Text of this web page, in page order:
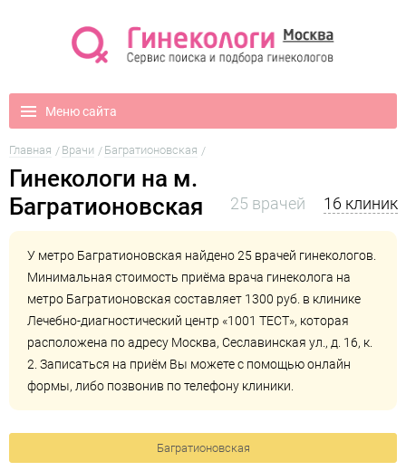
Меню сайта
Главная Врачи Багратионовская
Гинекологи на м.
Багратионовская
25 врачей 16 клиник
У метро Багратионовская найдено 25 врачей гинекологов.
Минимальная стоимость приёма врача гинеколога на
метро Багратионовская составляет 1300 руб. в клинике
Лечебно-диагностический центр «1001 ТЕСТ», которая
расположена по адресу Москва, Сеславинская ул., д. 16, к.
2. Записаться на приём Вы можете с помощью онлайн
формы, либо позвонив по телефону клиники.
Багратионовская